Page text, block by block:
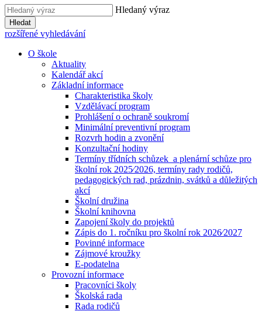
Hledaný výraz
Hledat
rozšířené vyhledávání
O škole
Aktuality
Kalendář akcí
Základní informace
Charakteristika školy
Vzdělávací program
Prohlášení o ochraně soukromí
Minimální preventivní program
Rozvrh hodin a zvonění
Konzultační hodiny
Termíny třídních schůzek a plenární schůze pro
školní rok 2025⁄2026, termíny rady rodičů,
pedagogických rad, prázdnin, svátků a důležitých
akcí
Školní družina
Školní knihovna
Zapojení školy do projektů
Zápis do 1. ročníku pro školní rok 2026⁄2027
Povinné informace
Zájmové kroužky
E-podatelna
Provozní informace
Pracovníci školy
Školská rada
Rada rodičů